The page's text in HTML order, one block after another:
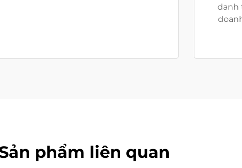
danh
phẩm liên quan